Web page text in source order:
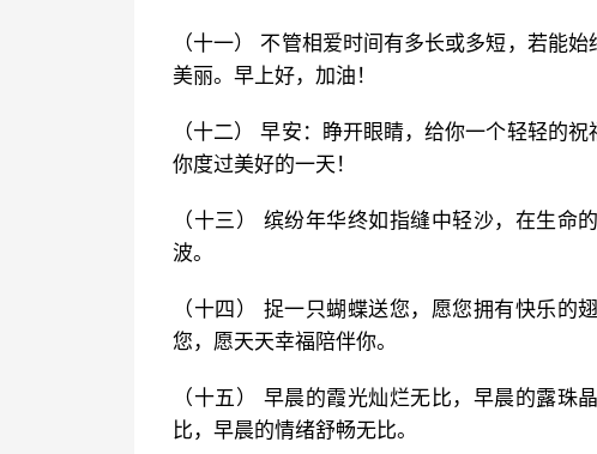
（十一） 不管相爱时间有多长或多短，若能
美丽。早上好，加油！
（十二） 早安：睁开眼睛，给你一个轻轻的
你度过美好的一天！
（十三） 缤纷年华终如指缝中轻沙，在生命
波。
（十四） 捉一只蝴蝶送您，愿您拥有快乐的
您，愿天天幸福陪伴你。
（十五） 早晨的霞光灿烂无比，早晨的露
比，早晨的情绪舒畅无比。